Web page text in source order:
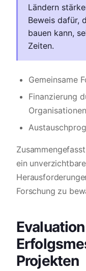
Ländern
Beweis dafür,
bauen kann,
Zeiten.
Gemeinsame
Finanzierung
Organisationen
ein
Forschung zu
Projekten